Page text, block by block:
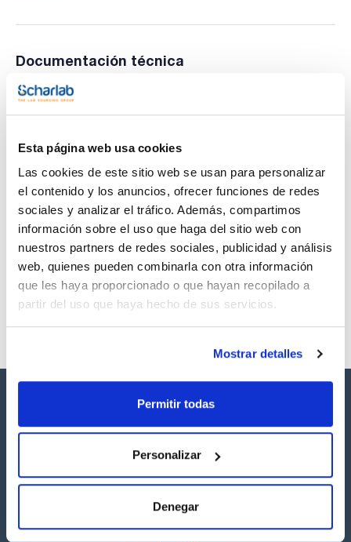
Esta página web usa cookies
Las cookies de este sitio web se usan para personalizar
el contenido y los anuncios, ofrecer funciones de redes
sociales y analizar el tráfico. Además, compartimos
información sobre el uso que haga del sitio web con
nuestros partners de redes sociales, publicidad y análisis
web, quienes pueden combinarla con otra información
que les haya proporcionado o que hayan recopilado a
partir del uso que haya hecho de sus servicios.
Mostrar detalles
Permitir todas
Personalizar
Denegar
Documentación técnica
TDS / Ficha técnica
Regístrate para
Regístrate para
SDS/ Hoja de seguridad
Regístrate para
descargas
Los productos marcados con esta imagen son
listos para una entrega inmediata.